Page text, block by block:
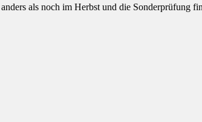
als noch im Herbst und die Sonderprüfung